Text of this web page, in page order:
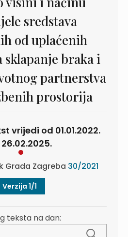
sredstava
od uplaćenih
sklapanje braka i
partnerstva
prostorija
vrijedi od 01.01.2022.
Grada Zagreba 30/2021
Verzija 1/1
teksta na dan: